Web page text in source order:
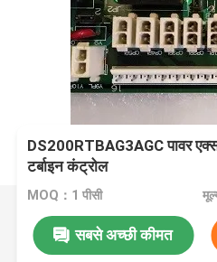
DS200RTBAG3AGC पावर
टर्बाइन कंट्रोल
MOQ：1 पीसी
सबसे अच्छी कीमत